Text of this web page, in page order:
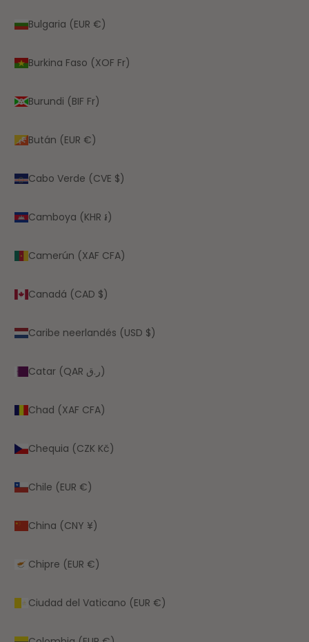
Bulgaria (EUR €)
Burkina Faso (XOF Fr)
Burundi (BIF Fr)
Bután (EUR €)
Cabo Verde (CVE $)
Camboya (KHR ៛)
Camerún (XAF CFA)
Canadá (CAD $)
Caribe neerlandés (USD $)
Catar (QAR ر.ق)
Chad (XAF CFA)
Chequia (CZK Kč)
Chile (EUR €)
China (CNY ¥)
Chipre (EUR €)
Ciudad del Vaticano (EUR €)